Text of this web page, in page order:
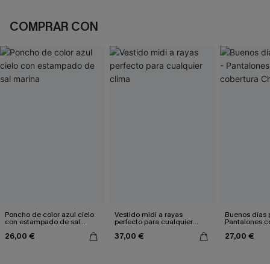
COMPRAR CON
Poncho de color azul cielo
con estampado de sal
26,00 €
Vestido midi a rayas
perfecto para cualquier
clima
37,00 €
Buenos días
Pantalones
27,00 €